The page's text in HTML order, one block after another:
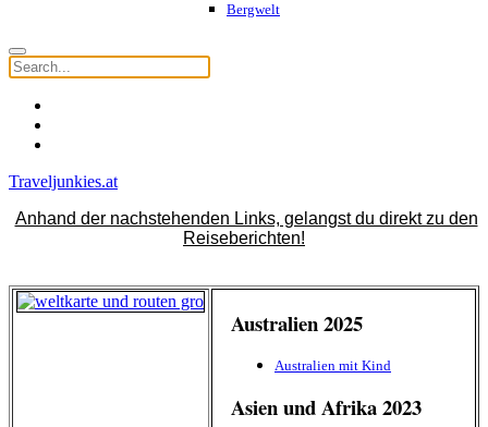
Bergwelt
Traveljunkies.at
Anhand der nachstehenden Links, gelangst du direkt zu den
Reiseberichten!
Australien 2025
Australien mit Kind
Asien und Afrika 2023